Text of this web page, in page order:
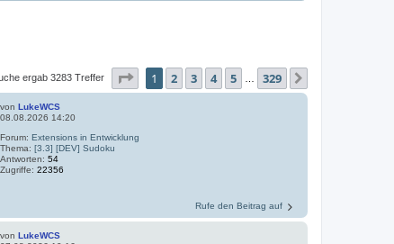
ergab 3283 Treffer Seite 1von 329
1 2 3 4 5 329
vonLukeWCS
08.08.2026 14:20
Forum:Extensions in Entwicklung
Thema:[3.3] [DEV] Sudoku
Antworten:54
Zugriffe:22356
Rufe den Beitrag auf
vonLukeWCS